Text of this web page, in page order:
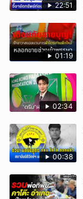
22:51
01:19
02:34
00:38